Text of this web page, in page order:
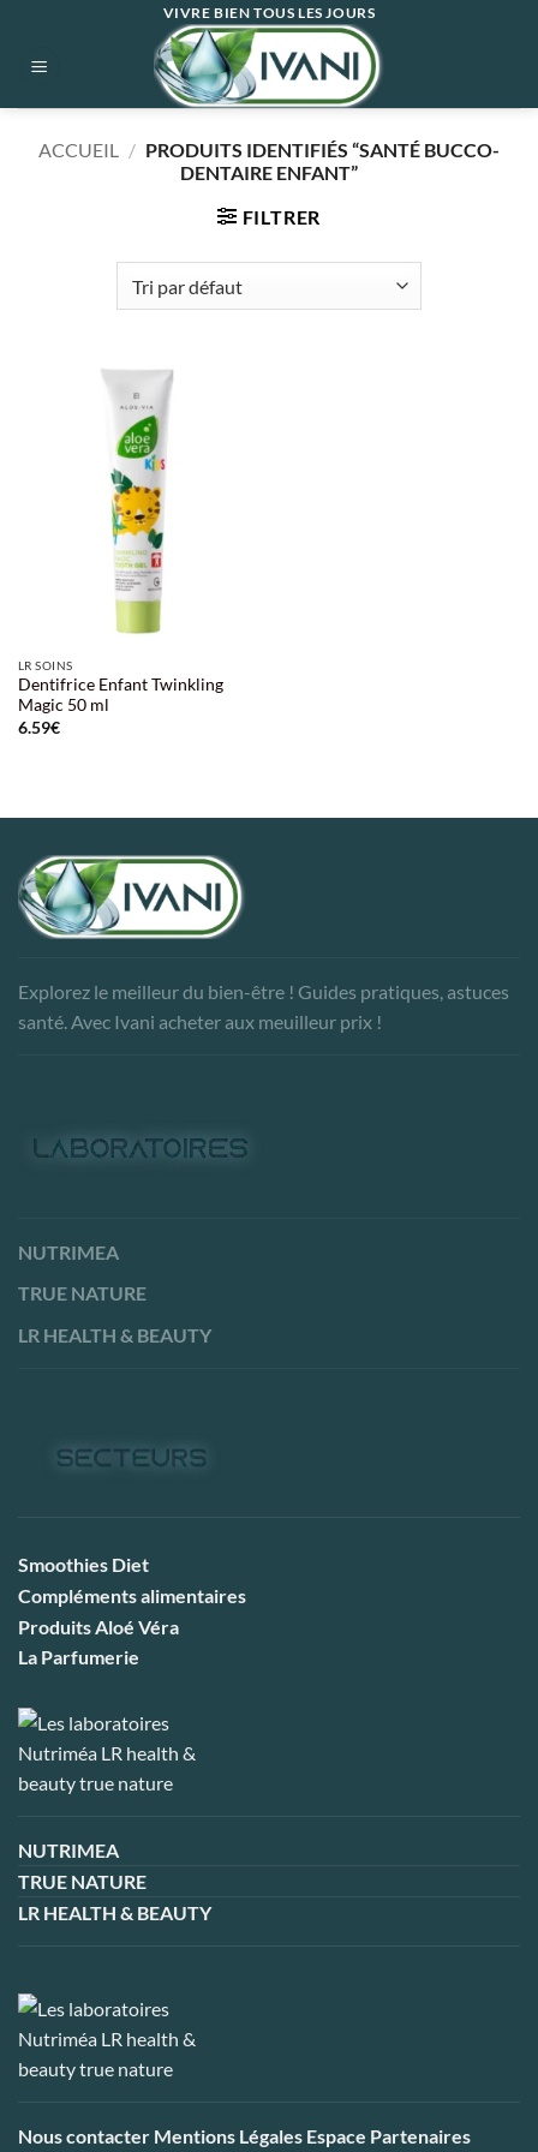
contenu
VIVRE BIEN TOUS LES JOURS
ACCUEIL / PRODUITS IDENTIFIÉS “SANTÉ BUCCO-
DENTAIRE ENFANT”
FILTRER
LR SOINS
Dentifrice Enfant Twinkling
Magic 50 ml
6.59€
Explorez le meilleur du bien-être ! Guides pratiques, astuces
santé. Avec Ivani acheter aux meuilleur prix !
NUTRIMEA
TRUE NATURE
LR HEALTH & BEAUTY
Smoothies Diet
Compléments alimentaires
Produits Aloé Véra
La Parfumerie
NUTRIMEA
TRUE NATURE
LR HEALTH & BEAUTY
Nous contacter Mentions Légales Espace Partenaires